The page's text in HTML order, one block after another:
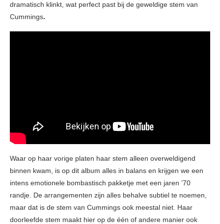
dramatisch klinkt, wat perfect past bij de geweldige stem van
Cummings.
Waar op haar vorige platen haar stem alleen overweldigend
binnen kwam, is op dit album alles in balans en krijgen we een
intens emotionele bombastisch pakketje met een jaren ’70
randje. De arrangementen zijn alles behalve subtiel te noemen,
maar dat is de stem van Cummings ook meestal niet. Haar
doorleefde stem maakt hier op de één of andere manier ook